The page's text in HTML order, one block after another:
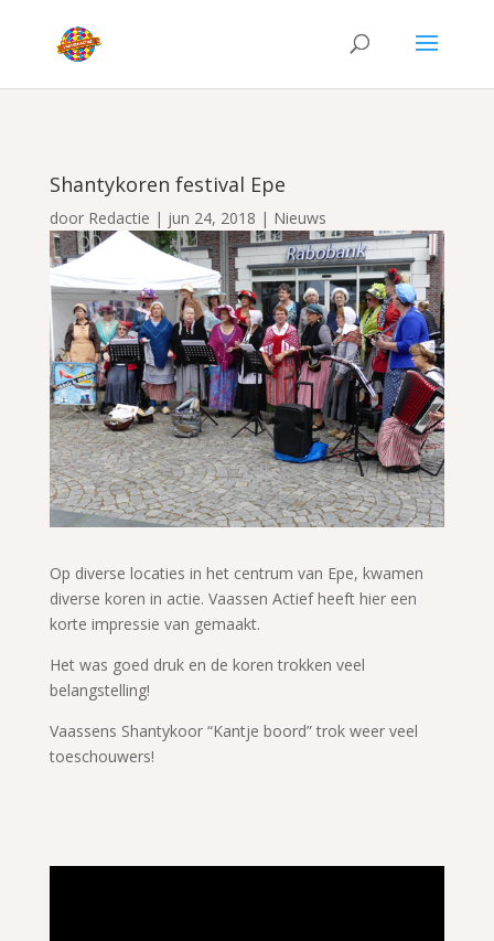
Shantykoren festival Epe
door Redactie | jun 24, 2018 | Nieuws
Op diverse locaties in het centrum van Epe, kwamen
diverse koren in actie. Vaassen Actief heeft hier een
korte impressie van gemaakt.
Het was goed druk en de koren trokken veel
belangstelling!
Vaassens Shantykoor “Kantje boord” trok weer veel
toeschouwers!